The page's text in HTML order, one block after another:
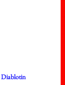
Diablotin